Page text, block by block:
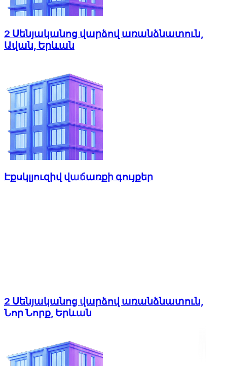
2 Սենյականոց վարձով առանձնատուն,
Ավան, Երևան
Էքսկլյուզիվ վաճառքի գույքեր
2 Սենյականոց վարձով առանձնատուն,
Նոր Նորք, Երևան